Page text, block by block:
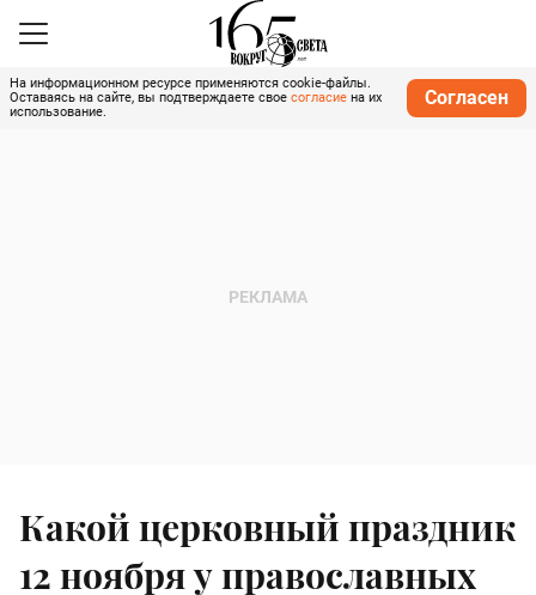
На информационном ресурсе применяются cookie-файлы.
Оставаясь на сайте, вы подтверждаете свое согласие на их
использование.
Согласен
Какой церковный праздник
12 ноября у православных